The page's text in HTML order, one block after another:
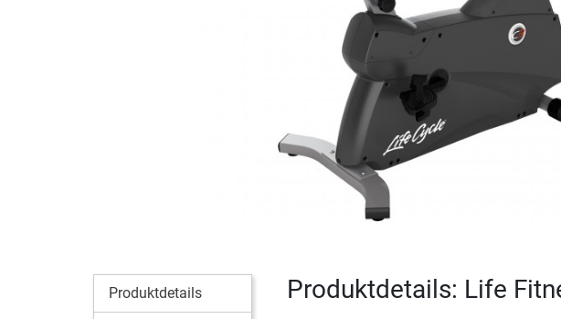
Produktdetails Produktdetails: Life